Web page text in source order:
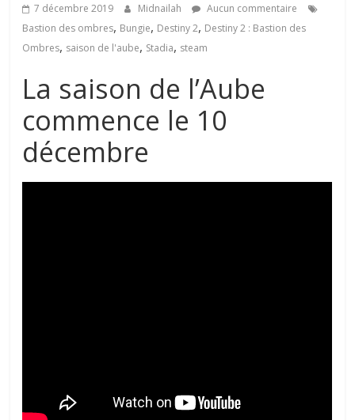
7 décembre 2019 Midnailah
Aucun commentaire
Bastion des ombres, Bungie, Destiny 2, Destiny 2 : Bastion des
Ombres, saison de l'aube, Stadia, steam
La saison de l’Aube
commence le 10
décembre